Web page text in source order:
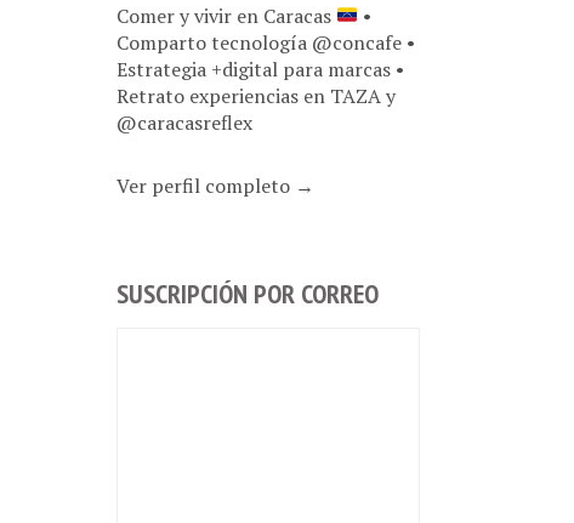
Comer y vivir en Caracas
•
Comparto tecnología @concafe •
Estrategia +digital para marcas •
Retrato experiencias en TAZA y
@caracasreflex
Ver perfil completo →
SUSCRIPCIÓN POR CORREO